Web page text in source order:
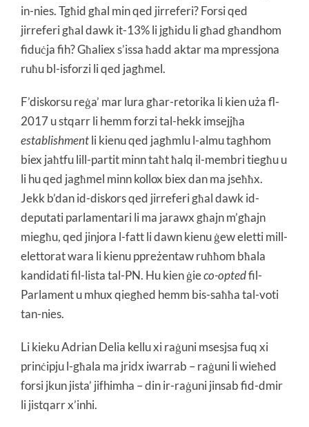
in-nies. Tgħid għal min qed jirreferi? Forsi qed
jirreferi għal dawk it-13% li jgħidu li għad għandhom
fiduċja fih? Għaliex s’issa ħadd aktar ma mpressjona
ruħu bl-isforzi li qed jagħmel.
F’diskorsu reġa’ mar lura għar-retorika li kien uża fl-
2017 u stqarr li hemm forzi tal-hekk imsejjħa
establishmentli kienu qed jagħmlu l-almu tagħhom
biex jaħtfu lill-partit minn taħt ħalq il-membri tiegħu u
li hu qed jagħmel minn kollox biex dan ma jseħħx.
Jekk b’dan id-diskors qed jirreferi għal dawk id-
deputati parlamentari li ma jarawx għajn m’għajn
miegħu, qed jinjora l-fatt li dawn kienu ġew eletti mill-
elettorat wara li kienu ppreżentaw ruħħom bħala
kandidati fil-lista tal-PN. Hu kien ġieco-optedfil-
Parlament u mhux qiegħed hemm bis-saħħa tal-voti
tan-nies.
Li kieku Adrian Delia kellu xi raġuni msesjsa fuq xi
prinċipju l-għala ma jridx iwarrab – raġuni li wieħed
forsi jkun jista’ jifhimha – din ir-raġuni jinsab fid-dmir
li jistqarr x’inhi.